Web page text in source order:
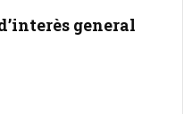
general